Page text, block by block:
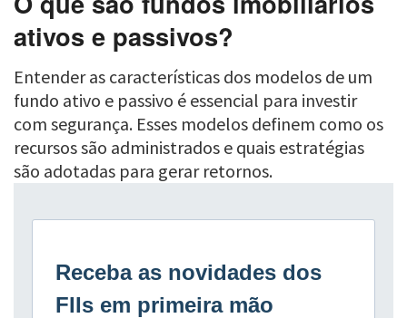
ativos e passivos?
Entender as características dos modelos de um
fundo ativo e passivo é essencial para investir
com segurança. Esses modelos definem como os
recursos são administrados e quais estratégias
são adotadas para gerar retornos.